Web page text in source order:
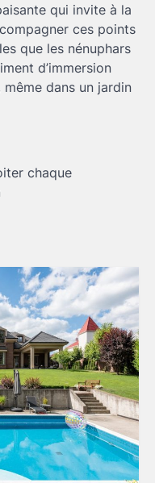
qui invite à la
ces points
que les nénuphars
d’immersion
dans un jardin
chaque